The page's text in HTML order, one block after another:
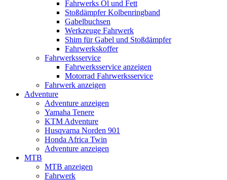
Fahrwerks Öl und Fett
Stoßdämpfer Kolbenringband
Gabelbuchsen
Werkzeuge Fahrwerk
Shim für Gabel und Stoßdämpfer
Fahrwerkskoffer
Fahrwerksservice
Fahrwerksservice anzeigen
Motorrad Fahrwerksservice
Fahrwerk anzeigen
Adventure
Adventure anzeigen
Yamaha Tenere
KTM Adventure
Husqvarna Norden 901
Honda Africa Twin
Adventure anzeigen
MTB
MTB anzeigen
Fahrwerk